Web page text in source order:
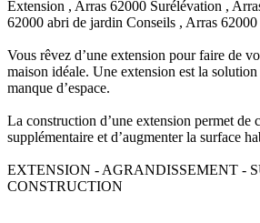
Extension , Arras 62000 Surélévation ,
62000 abri de jardin Conseils , Arras 62000
Vous rêvez d’une extension pour faire de
maison idéale. Une extension est la
manque d’espace.
La construction d’une extension permet de
supplémentaire et d’augmenter la surface
EXTENSION - AGRANDISSEMENT -
CONSTRUCTION